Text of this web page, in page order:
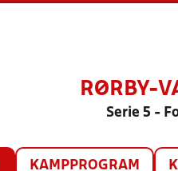
RØRBY-
Serie 5 -
KAMPPROGRAM